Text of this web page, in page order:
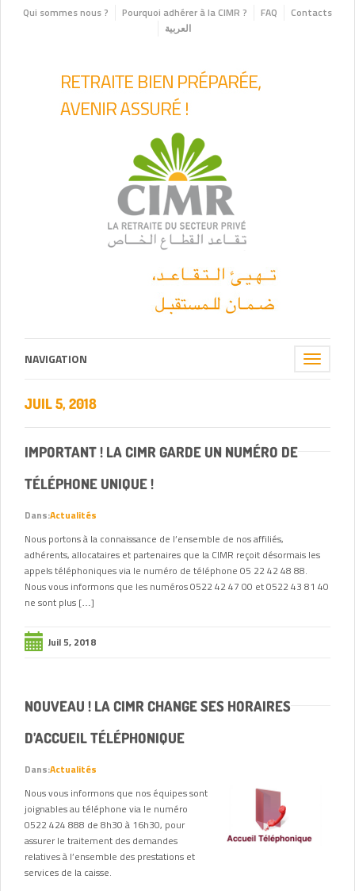
Qui sommes nous ? Pourquoi adhérer à la CIMR ? FAQ
Contacts
العربية
Toggle
NAVIGATION
JUIL 5, 2018
IMPORTANT ! LA CIMR GARDE UN NUMÉRO DE
TÉLÉPHONE UNIQUE !
Dans:Actualités
Nous portons à la connaissance de l’ensemble de nos affiliés,
adhérents, allocataires et partenaires que la CIMR reçoit désormais les
appels téléphoniques via le numéro de téléphone 05 22 42 48 88.
Nous vous informons que les numéros 0522 42 47 00 et 0522 43 81 40
ne sont plus […]
Juil 5, 2018
NOUVEAU ! LA CIMR CHANGE SES HORAIRES
D’ACCUEIL TÉLÉPHONIQUE
Dans:Actualités
Nous vous informons que nos équipes sont
joignables au téléphone via le numéro
0522 424 888 de 8h30 à 16h30, pour
assurer le traitement des demandes
relatives à l’ensemble des prestations et
services de la caisse.